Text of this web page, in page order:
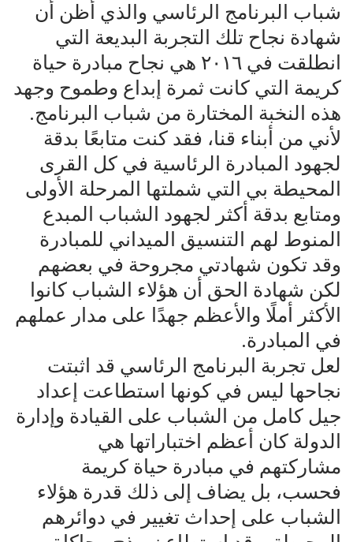
شباب البرنامج الرئاسي والذي أظن أن
شهادة نجاح تلك التجربة البديعة التي
انطلقت في ٢٠١٦ هي نجاح مبادرة حياة
كريمة التي كانت ثمرة إبداع وطموح وجهد
هذه النخبة المختارة من شباب البرنامج.
لأني من أبناء قنا، فقد كنت متابعًا بدقة
لجهود المبادرة الرئاسية في كل القرى
المحيطة بي التي شملتها المرحلة الأولى
ومتابع بدقة أكثر لجهود الشباب المبدع
المنوط لهم التنسيق الميداني للمبادرة
وقد تكون شهادتي مجروحة في بعضهم
لكن شهادة الحق أن هؤلاء الشباب كانوا
الأكثر أملًا والأعظم جهدًا على مدار عملهم
في المبادرة.
لعل تجربة البرنامج الرئاسي قد اثبتت
نجاحها ليس في كونها استطاعت إعداد
جيل كامل من الشباب على القيادة وإدارة
الدولة كان أعظم اختباراتها هي
مشاركتهم في مبادرة حياة كريمة
فحسب، بل يضاف إلى ذلك قدرة هؤلاء
الشباب على إحداث تغيير في دوائرهم